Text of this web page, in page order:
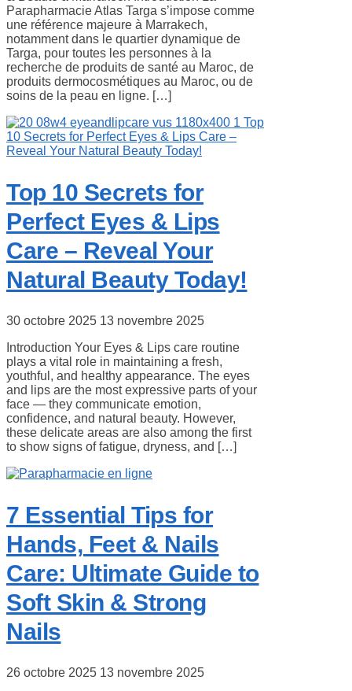
Parapharmacie Atlas Targa s’impose comme
une référence majeure à Marrakech,
notamment dans le quartier dynamique de
Targa, pour toutes les personnes à la
recherche de produits de santé au Maroc, de
produits dermocosmétiques au Maroc, ou de
soins de la peau en ligne. […]
Top 10 Secrets for
Perfect Eyes & Lips
Care – Reveal Your
Natural Beauty Today!
30 octobre 2025 13 novembre 2025
Introduction Your Eyes & Lips care routine
plays a vital role in maintaining a fresh,
youthful, and healthy appearance. The eyes
and lips are the most expressive parts of your
face — they communicate emotion,
confidence, and natural beauty. However,
these delicate areas are also among the first
to show signs of fatigue, dryness, and […]
7 Essential Tips for
Hands, Feet & Nails
Care: Ultimate Guide to
Soft Skin & Strong
Nails
26 octobre 2025 13 novembre 2025